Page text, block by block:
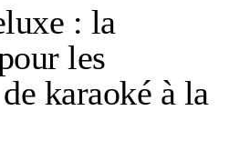
: la
les
karaoké à la